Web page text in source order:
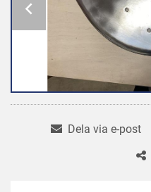
Dela via e-post